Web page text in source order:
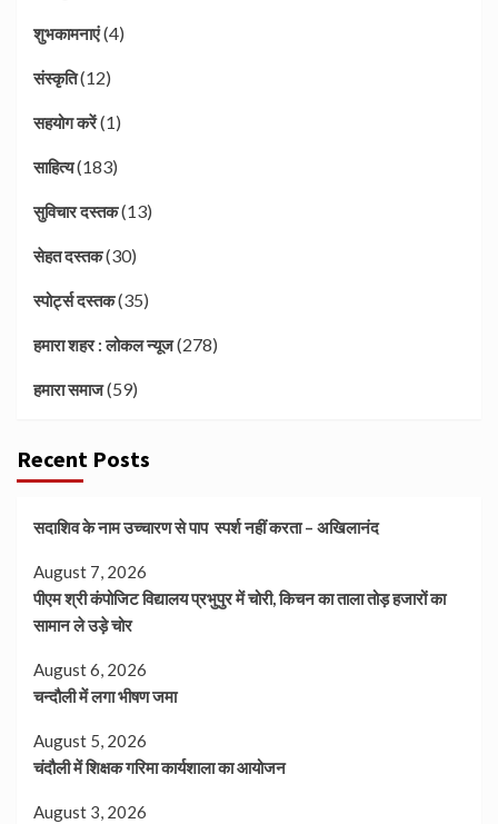
शुभकामनाएं(4)
संस्कृति(12)
सहयोग करें(1)
साहित्य(183)
सुविचार दस्तक(13)
सेहत दस्तक(30)
स्पोर्ट्स दस्तक(35)
हमारा शहर : लोकल न्यूज(278)
हमारा समाज(59)
Recent Posts
सदाशिव के नाम उच्चारण से पाप स्पर्श नहीं करता – अखिलानंद
August 7, 2026
पीएम श्री कंपोजिट विद्यालय प्रभुपुर में चोरी, किचन का ताला तोड़ हजारों का
सामान ले उड़े चोर
August 6, 2026
चन्दौली में लगा भीषण जमा
August 5, 2026
चंदौली में शिक्षक गरिमा कार्यशाला का आयोजन
August 3, 2026